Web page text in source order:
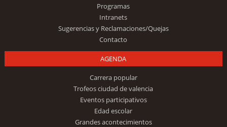
Programas
Intranets
Sugerencias y Reclamaciones/Quejas
Contacto
AGENDA
Carrera popular
Trofeos ciudad de valencia
Eventos participativos
Edad escolar
Grandes acontecimientos